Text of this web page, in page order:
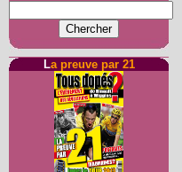
La preuve par 21